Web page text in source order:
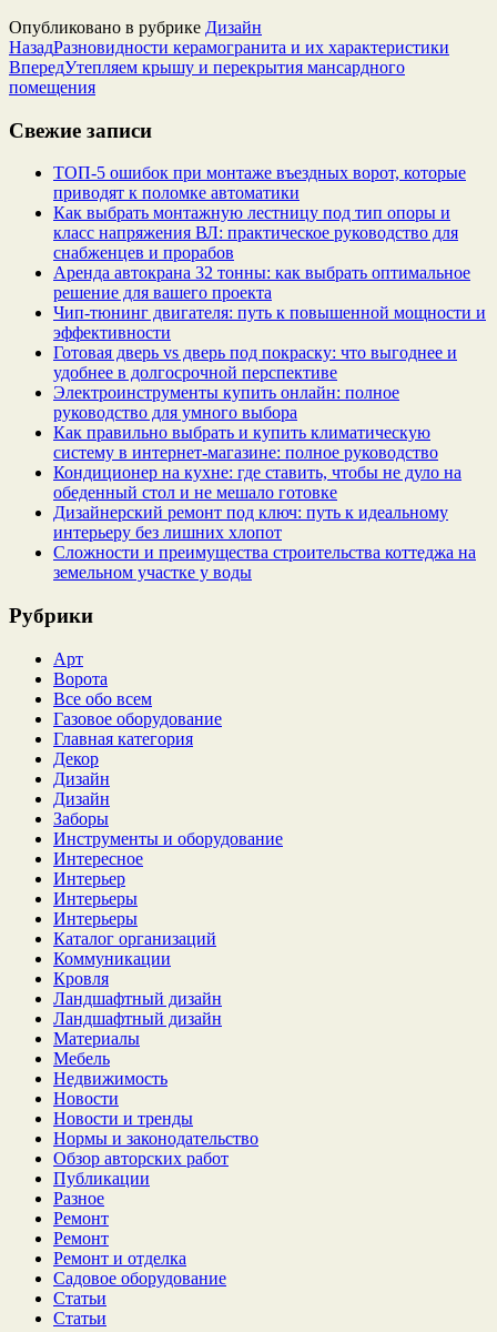
Опубликовано в рубрике Дизайн
НазадРазновидности керамогранита и их характеристики
ВпередУтепляем крышу и перекрытия мансардного
помещения
Свежие записи
ТОП-5 ошибок при монтаже въездных ворот, которые
приводят к поломке автоматики
Как выбрать монтажную лестницу под тип опоры и
класс напряжения ВЛ: практическое руководство для
снабженцев и прорабов
Аренда автокрана 32 тонны: как выбрать оптимальное
решение для вашего проекта
Чип‑тюнинг двигателя: путь к повышенной мощности и
эффективности
Готовая дверь vs дверь под покраску: что выгоднее и
удобнее в долгосрочной перспективе
Электроинструменты купить онлайн: полное
руководство для умного выбора
Как правильно выбрать и купить климатическую
систему в интернет‑магазине: полное руководство
Кондиционер на кухне: где ставить, чтобы не дуло на
обеденный стол и не мешало готовке
Дизайнерский ремонт под ключ: путь к идеальному
интерьеру без лишних хлопот
Сложности и преимущества строительства коттеджа на
земельном участке у воды
Рубрики
Арт
Ворота
Все обо всем
Газовое оборудование
Главная категория
Декор
Дизайн
Дизайн
Заборы
Инструменты и оборудование
Интересное
Интерьер
Интерьеры
Интерьеры
Каталог организаций
Коммуникации
Кровля
Ландшафтный дизайн
Ландшафтный дизайн
Материалы
Мебель
Недвижимость
Новости
Новости и тренды
Нормы и законодательство
Обзор авторских работ
Публикации
Разное
Ремонт
Ремонт
Ремонт и отделка
Садовое оборудование
Статьи
Статьи